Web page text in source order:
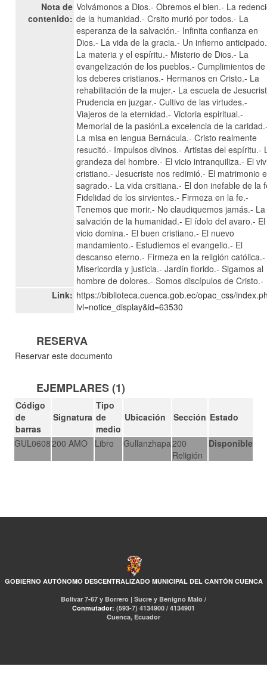
Nota de
contenido:
Volvámonos a Dios.- Obremos el bien.- La
de la humanidad.- Crsito murió por todos.- La
esperanza de la salvación.- Infinita confianza en
Dios.- La vida de la gracia.- Un infierno
La materia y el espíritu.- Misterio de Dios.- La
evangelización de los pueblos.- Cumplimientos de
los deberes cristianos.- Hermanos en Cristo.- La
rehabilitación de la mujer.- La escuela de
Prudencia en juzgar.- Cultivo de las virtudes.-
Viajeros de la eternidad.- Victoria espiritual.-
Memorial de la pasiónLa excelencia de la
La misa en lengua Bernácula.- Cristo realmente
resucitó.- Impulsos divinos.- Artistas del espíritu.-
grandeza del hombre.- El vicio intranquiliza.- El
cristiano.- Jesucriste nos redimió.- El matrimonio
sagrado.- La vida crsitiana.- El don inefable de la
Fidelidad de los sirvientes.- Firmeza en la fe.-
Tenemos que morir.- No claudiquemos jamás.- La
salvación de la humanidad.- El ídolo del avaro.- El
vicio domina.- El buen cristiano.- El nuevo
mandamiento.- Estudiemos el evangelio.- El
descanso eterno.- Firmeza en la religión católica.-
Misericordia y justicia.- Jardín florido.- Sigamos al
hombre de dolores.- Somos discípulos de Cristo.-
Link: https://biblioteca.cuenca.gob.ec/opac_css/
lvl=notice_display&id=63530
RESERVA
Reservar este documento
EJEMPLARES (1)
Código
de
barras
Signatura
Tipo
de
medio
Ubicación Sección Estado
GUL0608200 AMO Libro Gullanzhapa200
Religión
Disponible
GOBIERNO AUTÓNOMO DESCENTRALIZADO MUNICIPAL DEL CANTÓN CUENCA
Bolívar 7-67 y Borrero | Sucre y Benigno Malo /
Conmutador: (593-7) 4134900 / 4134901
Cuenca, Ecuador